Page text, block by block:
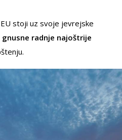
stoji uz svoje jevrejske
radnje najoštrije